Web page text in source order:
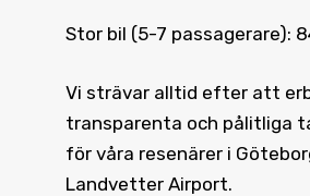
Stor bil (5-7 passagerare):
Vi strävar alltid efter att
transparenta och pålitliga
för våra resenärer i
Landvetter Airport.